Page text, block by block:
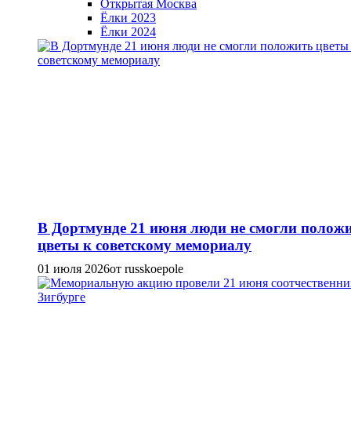
Открытая Москва
Ёлки 2023
Ёлки 2024
В Дортмунде 21 июня люди не смогли
цветы к советскому мемориалу
01 июля 2026от russkoepole